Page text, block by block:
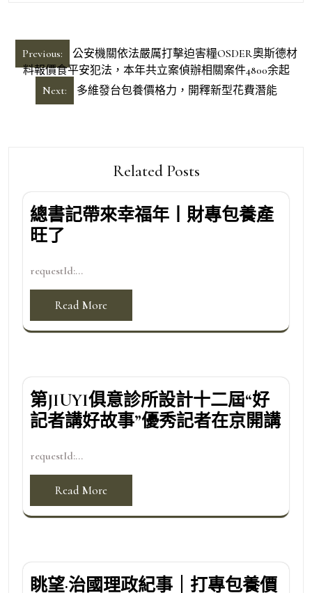
文
章
Previous:
公安機關依法嚴厲打擊迫害糧OSDER奧斯德材
料報價食平安犯法，本年共立案偵辦相關案件4800余起
Next:
多維發台包養價格力，開釋新型花費潛能
Related Posts
總書記帶來幸福年丨財專包養產
旺了
requestId:...
Read More
第JIUYI俱意診所設計十二屆“好
記者講好故事”優秀記者在京開講
requestId:...
Read More
眺望·治國理政紀事｜打專包養價